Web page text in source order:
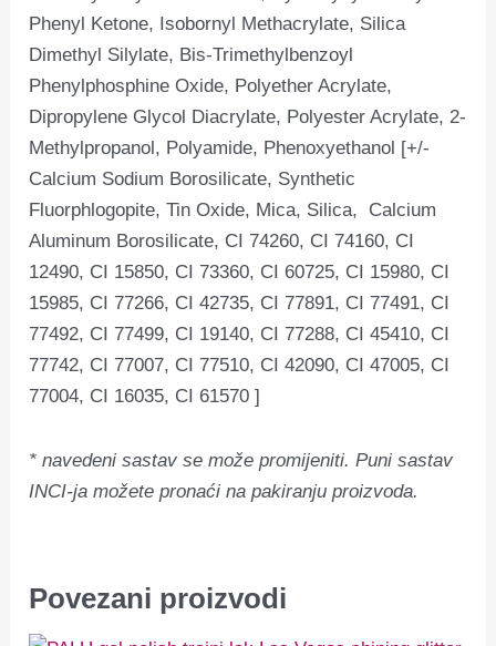
Phenyl Ketone, Isobornyl Methacrylate, Silica
Dimethyl Silylate, Bis-Trimethylbenzoyl
Phenylphosphine Oxide, Polyether Acrylate,
Dipropylene Glycol Diacrylate, Polyester Acrylate, 2-
Methylpropanol, Polyamide, Phenoxyethanol [+/-
Calcium Sodium Borosilicate, Synthetic
Fluorphlogopite, Tin Oxide, Mica, Silica, Calcium
Aluminum Borosilicate, CI 74260, CI 74160, CI
12490, CI 15850, CI 73360, CI 60725, CI 15980, CI
15985, CI 77266, CI 42735, CI 77891, CI 77491, CI
77492, CI 77499, CI 19140, CI 77288, CI 45410, CI
77742, CI 77007, CI 77510, CI 42090, CI 47005, CI
77004, CI 16035, CI 61570 ]
* navedeni sastav se može promijeniti.Puni sastav
INCI-ja možete pronaći na pakiranju proizvoda.
Povezani proizvodi